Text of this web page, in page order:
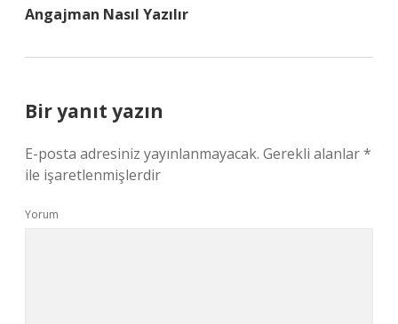
Angajman Nasıl Yazılır
Bir yanıt yazın
E-posta adresiniz yayınlanmayacak. Gerekli alanlar*
ile işaretlenmişlerdir
Yorum